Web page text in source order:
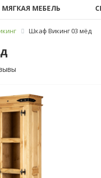
МЯГКАЯ МЕБЕЛЬ
Шкаф Викинг 03 мёд